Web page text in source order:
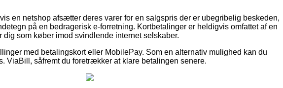
en netshop afsætter deres varer for en salgspris der er ubegribelig beskeden,
på en bedragerisk e-forretning. Kortbetalinger er heldigvis omfattet af en
dig som køber imod svindlende internet selskaber.
med betalingskort eller MobilePay. Som en alternativ mulighed kan du
ViaBill, såfremt du foretrækker at klare betalingen senere.